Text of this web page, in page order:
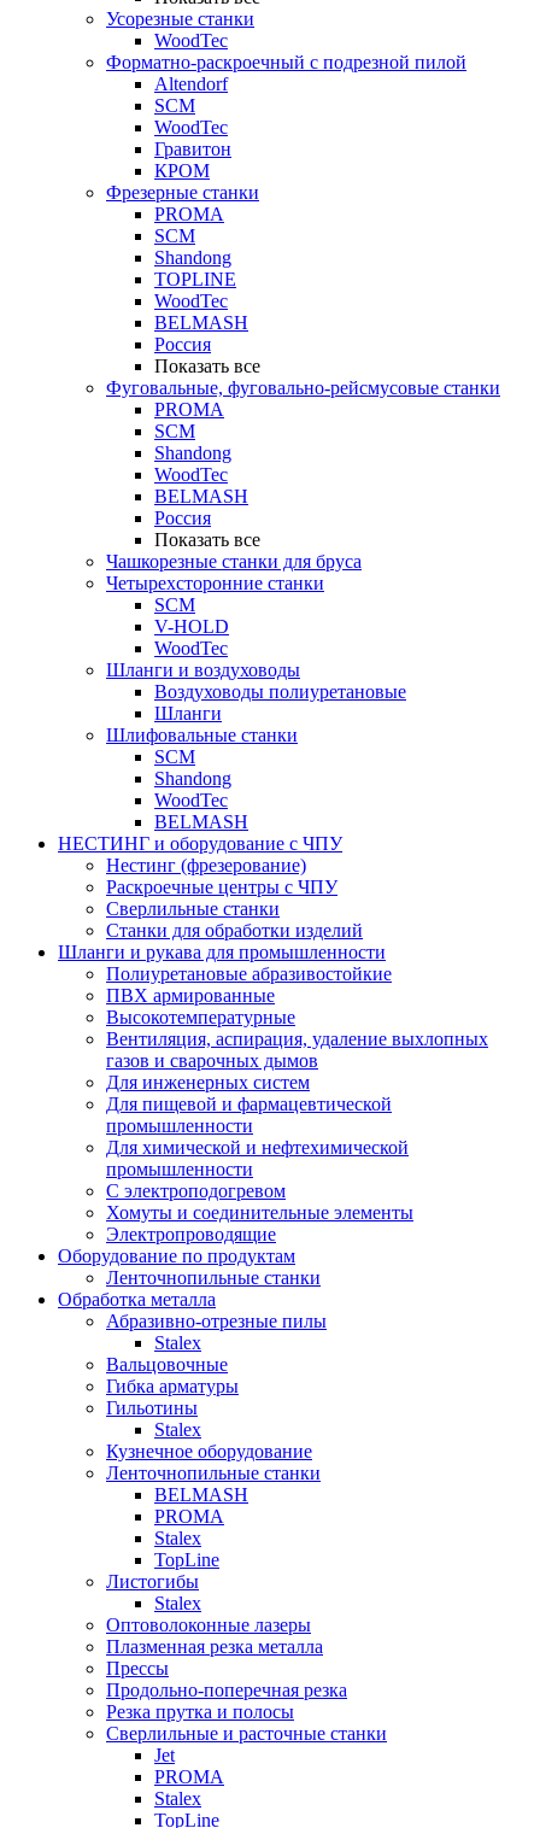
Усорезные станки
WoodTec
Форматно-раскроечный с подрезной пилой
Altendorf
SCM
WoodTec
Гравитон
КРОМ
Фрезерные станки
PROMA
SCM
Shandong
TOPLINE
WoodTec
BELMASH
Россия
Показать все
Фуговальные, фуговально-рейсмусовые станки
PROMA
SCM
Shandong
WoodTec
BELMASH
Россия
Показать все
Чашкорезные станки для бруса
Четырехсторонние станки
SCM
V-HOLD
WoodTec
Шланги и воздуховоды
Воздуховоды полиуретановые
Шланги
Шлифовальные станки
SCM
Shandong
WoodTec
BELMASH
НЕСТИНГ и оборудование с ЧПУ
Нестинг (фрезерование)
Раскроечные центры с ЧПУ
Сверлильные станки
Станки для обработки изделий
Шланги и рукава для промышленности
Полиуретановые абразивостойкие
ПВХ армированные
Высокотемпературные
Вентиляция, аспирация, удаление выхлопных
газов и сварочных дымов
Для инженерных систем
Для пищевой и фармацевтической
промышленности
Для химической и нефтехимической
промышленности
С электроподогревом
Хомуты и соединительные элементы
Электропроводящие
Оборудование по продуктам
Ленточнопильные станки
Обработка металла
Абразивно-отрезные пилы
Stalex
Вальцовочные
Гибка арматуры
Гильотины
Stalex
Кузнечное оборудование
Ленточнопильные станки
BELMASH
PROMA
Stalex
TopLine
Листогибы
Stalex
Оптоволоконные лазеры
Плазменная резка металла
Прессы
Продольно-поперечная резка
Резка прутка и полосы
Сверлильные и расточные станки
Jet
PROMA
Stalex
TopLine